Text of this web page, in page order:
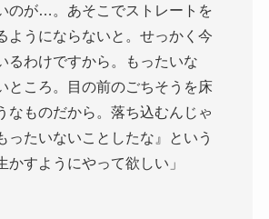
のが…。あそこでストレートを
ようにならないと。せっかく今
るわけですから。もったいな
ところ。目の前のごちそうを床
なものだから。落ち込むんじゃ
ったいないことしたな』という
かすようにやって欲しい」